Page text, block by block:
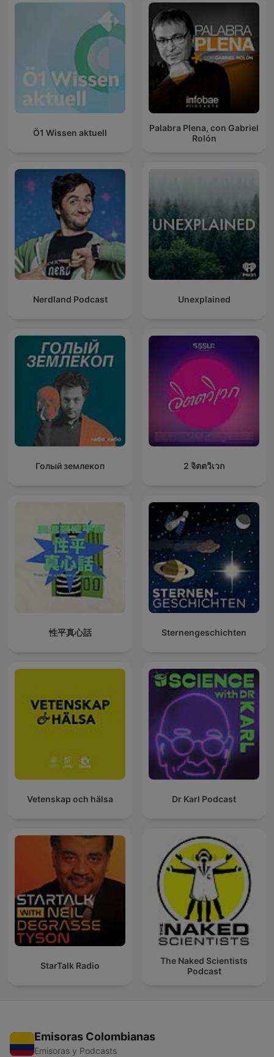
Ö1 Wissen aktuell
Palabra Plena, con Gabriel
Rolón
Nerdland Podcast Unexplained
Голый землекоп 2 จิตตวิเวก
性平真心話 Sternengeschichten
Vetenskap och hälsa Dr Karl Podcast
StarTalk Radio
The Naked Scientists
Podcast
Emisoras Colombianas
Emisoras y Podcasts